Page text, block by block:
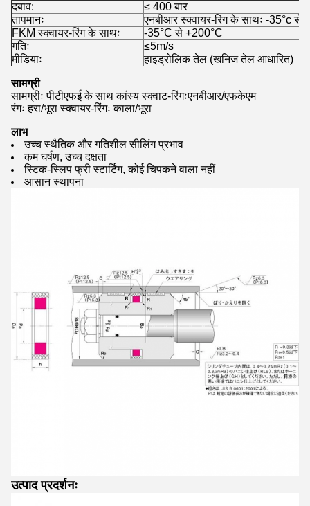
दबाव:
≤ 400 बार
तापमानः
एनबीआर स्क्वायर-रिंग के साथः -35°c से
FKM स्क्वायर-रिंग के साथः
-35°C से +200°C
गतिः
≤5m/s
मीडियाः
हाइड्रोलिक तेल (खनिज तेल आधारित)
सामग्री
सामग्रीः पीटीएफई के साथ कांस्य स्क्वाट-रिंगःएनबीआर/एफकेएम
रंगः हरा/भूरा स्क्वायर-रिंगः काला/भूरा
लाभ
उच्च स्थैतिक और गतिशील सीलिंग प्रभाव
कम घर्षण, उच्च दक्षता
स्टिक-स्लिप फ्री स्टार्टिंग, कोई चिपकने वाला नहीं
आसान स्थापना
उत्पाद प्रदर्शनः